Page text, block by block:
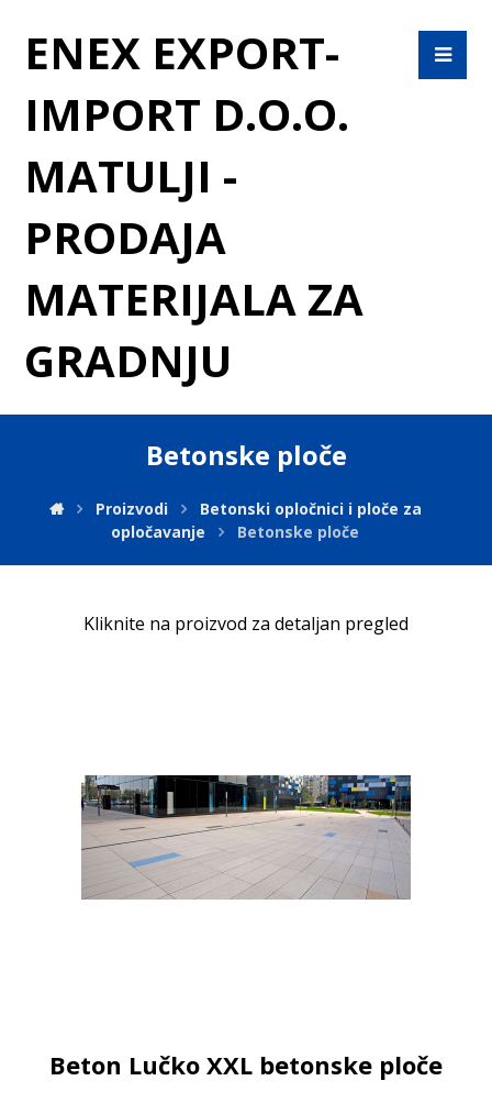
ENEX EXPORT-
IMPORT D.O.O.
MATULJI -
PRODAJA
MATERIJALA ZA
GRADNJU
Betonske ploče
Proizvodi
Betonski opločnici i ploče za
opločavanje
Betonske ploče
Kliknite na proizvod za detaljan pregled
Beton Lučko XXL betonske ploče